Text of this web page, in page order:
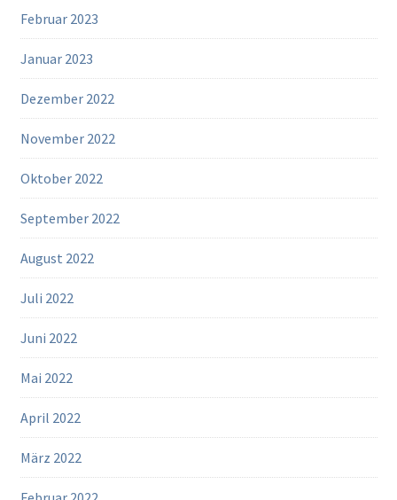
Februar 2023
Januar 2023
Dezember 2022
November 2022
Oktober 2022
September 2022
August 2022
Juli 2022
Juni 2022
Mai 2022
April 2022
März 2022